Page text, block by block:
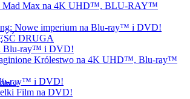
Mad Max na 4K UHD™, BLU-RAY™
Nowe imperium na Blu-ray™ i DVD!
DRUGA
Blu-ray™ i DVD!
Królestwo na 4K UHD™, Blu-ray™
ray™ i DVD!
Film na DVD!
»